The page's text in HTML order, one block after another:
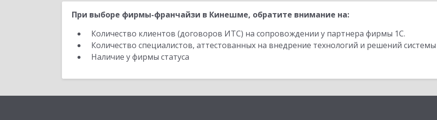
При выборе фирмы-франчайзи в Кинешме, обратите внимание на:
Количество клиентов (договоров ИТС) на сопровождении у партнера фирмы 1С.
Количество специалистов, аттестованных на внедрение технологий и решений
Наличие у фирмы статуса